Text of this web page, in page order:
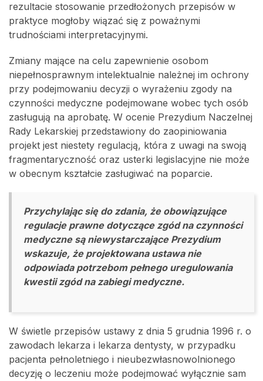
rezultacie stosowanie przedłożonych przepisów w
praktyce mogłoby wiązać się z poważnymi
trudnościami interpretacyjnymi.
Zmiany mające na celu zapewnienie osobom
niepełnosprawnym intelektualnie należnej im ochrony
przy podejmowaniu decyzji o wyrażeniu zgody na
czynności medyczne podejmowane wobec tych osób
zasługują na aprobatę. W ocenie Prezydium Naczelnej
Rady Lekarskiej przedstawiony do zaopiniowania
projekt jest niestety regulacją, która z uwagi na swoją
fragmentaryczność oraz usterki legislacyjne nie może
w obecnym kształcie zasługiwać na poparcie.
Przychylając się do zdania, że obowiązujące
regulacje prawne dotyczące zgód na czynności
medyczne są niewystarczające Prezydium
wskazuje, że projektowana ustawa nie
odpowiada potrzebom pełnego uregulowania
kwestii zgód na zabiegi medyczne.
W świetle przepisów ustawy z dnia 5 grudnia 1996 r. o
zawodach lekarza i lekarza dentysty, w przypadku
pacjenta pełnoletniego i nieubezwłasnowolnionego
decyzję o leczeniu może podejmować wyłącznie sam